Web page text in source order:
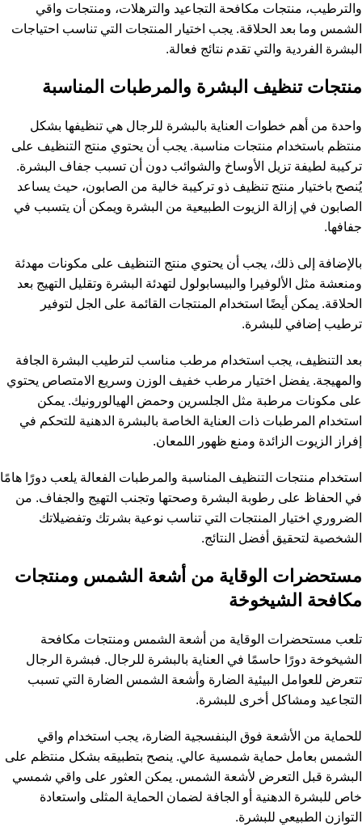
والترطيب، منتجات مكافحة التجاعيد والترهلات، ومنتجات واقي
الشمس وما بعد الحلاقة. يجب اختيار المنتجات التي تناسب احتياجات
البشرة الفردية والتي تقدم نتائج فعالة.
منتجات تنظيف البشرة والمرطبات المناسبة
واحدة من أهم خطوات العناية بالبشرة للرجال هي تنظيفها بشكل
منتظم باستخدام منتجات مناسبة. يجب أن يحتوي منتج التنظيف على
تركيبة لطيفة تزيل الأوساخ والشوائب دون أن تسبب جفاف البشرة.
يُنصح باختيار منتج تنظيف ذو تركيبة خالية من الصابون، حيث يساعد
الصابون في إزالة الزيوت الطبيعية من البشرة ويمكن أن يتسبب في
جفافها.
بالإضافة إلى ذلك، يجب أن يحتوي منتج التنظيف على مكونات مهدئة
ومنعشة مثل الألوفيرا والبيسابولول لتهدئة البشرة وتقليل التهيج بعد
الحلاقة. يمكن أيضًا استخدام المنتجات القائمة على الجل لتوفير
ترطيب إضافي للبشرة.
بعد التنظيف، يجب استخدام مرطب مناسب لترطيب البشرة الجافة
والمهيجة. يفضل اختيار مرطب خفيف الوزن وسريع الامتصاص يحتوي
على مكونات مرطبة مثل الجلسرين وحمض الهيالورونيك. يمكن
استخدام المرطبات ذات العناية الخاصة بالبشرة الدهنية للتحكم في
إفراز الزيوت الزائدة ومنع ظهور اللمعان.
استخدام منتجات التنظيف المناسبة والمرطبات الفعالة يلعب دورًا هامًا
في الحفاظ على رطوبة البشرة وصحتها وتجنب التهيج والجفاف. من
الضروري اختيار المنتجات التي تناسب نوعية بشرتك وتفضيلاتك
الشخصية لتحقيق أفضل النتائج.
مستحضرات الوقاية من أشعة الشمس ومنتجات
مكافحة الشيخوخة
تلعب مستحضرات الوقاية من أشعة الشمس ومنتجات مكافحة
الشيخوخة دورًا حاسمًا في العناية بالبشرة للرجال. فبشرة الرجال
تتعرض للعوامل البيئية الضارة وأشعة الشمس الضارة التي تسبب
التجاعيد ومشاكل أخرى للبشرة.
للحماية من الأشعة فوق البنفسجية الضارة، يجب استخدام واقي
الشمس بعامل حماية شمسية عالي. ينصح بتطبيقه بشكل منتظم على
البشرة قبل التعرض لأشعة الشمس. يمكن العثور على واقي شمسي
خاص للبشرة الدهنية أو الجافة لضمان الحماية المثلى واستعادة
التوازن الطبيعي للبشرة.